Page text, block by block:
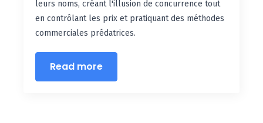
leurs noms, créant l'illusion de concurrence tout
en contrôlant les prix et pratiquant des méthodes
commerciales prédatrices.
Read more